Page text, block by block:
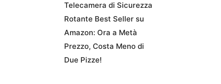
Telecamera di Sicurezza
Rotante Best Seller su
Amazon: Ora a Metà
Prezzo, Costa Meno di
Due Pizze!